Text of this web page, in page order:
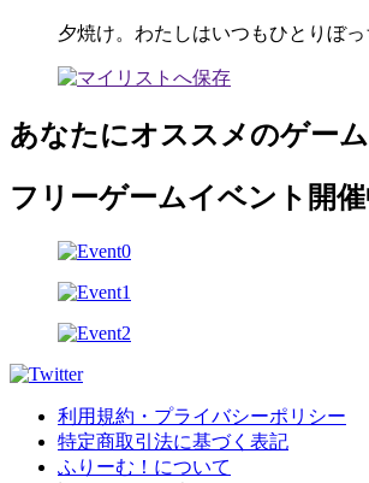
夕焼け。わたしはいつもひとりぼっ
あなたにオススメのゲーム
フリーゲームイベント開催
利用規約・プライバシーポリシー
特定商取引法に基づく表記
ふりーむ！について